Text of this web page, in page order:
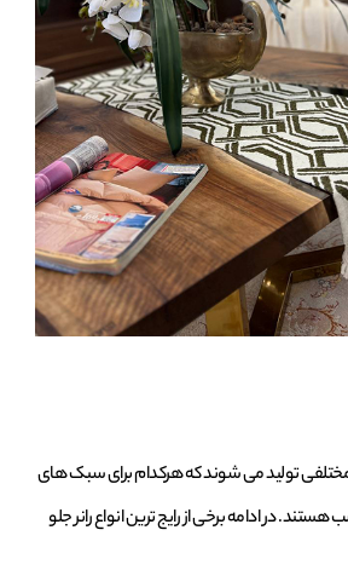
مختلفی تولید می‌ شوند که هرکدام برای سبک‌ های
در ادامه برخی از رایج‌ ترین انواع رانر جلو